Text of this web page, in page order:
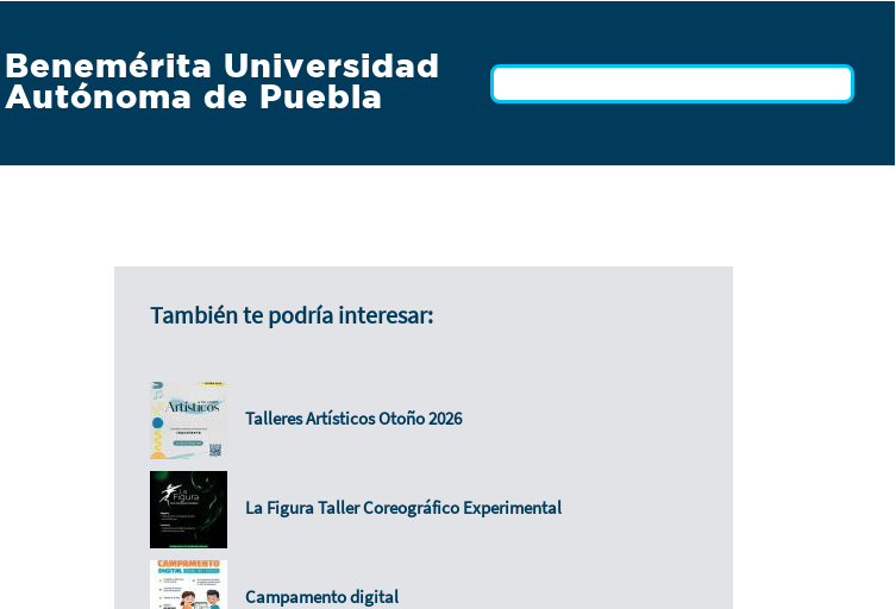
Benemérita Universidad
Autónoma de Puebla
También te podría interesar:
Talleres Artísticos Otoño 2026
La Figura Taller Coreográfico Experimental
Campamento digital